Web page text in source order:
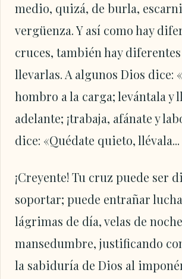
medio, quizá, de burla,
vergüenza. Y así como hay
cruces, también hay
llevarlas. A algunos Dios dice:
hombro a la carga; levántala y
adelante; ¡trabaja, afánate y
dice: «Quédate quieto, llévala...
¡Creyente! Tu cruz puede ser
soportar; puede entrañar
lágrimas de día, velas de
mansedumbre, justificando
la sabiduría de Dios al